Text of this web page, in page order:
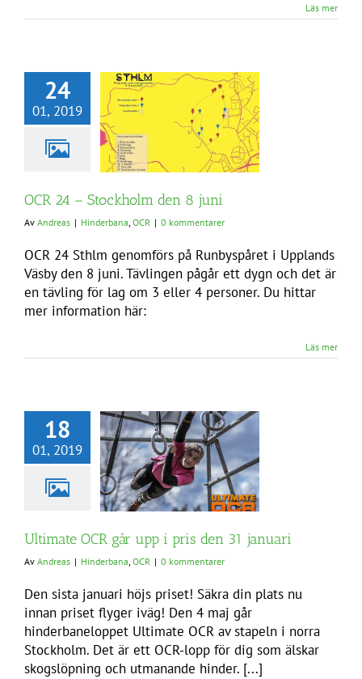
Läs mer
24
01, 2019
OCR 24 – Stockholm den 8 juni
Av Andreas | Hinderbana, OCR | 0 kommentarer
OCR 24 Sthlm genomförs på Runbyspåret i Upplands
Väsby den 8 juni. Tävlingen pågår ett dygn och det är
en tävling för lag om 3 eller 4 personer. Du hittar
mer information här:
Läs mer
18
01, 2019
Ultimate OCR går upp i pris den 31 januari
Av Andreas | Hinderbana, OCR | 0 kommentarer
Den sista januari höjs priset! Säkra din plats nu
innan priset flyger iväg! Den 4 maj går
hinderbaneloppet Ultimate OCR av stapeln i norra
Stockholm. Det är ett OCR-lopp för dig som älskar
skogslöpning och utmanande hinder. [...]